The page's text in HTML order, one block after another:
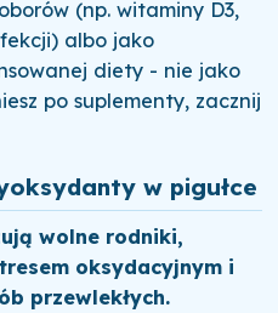
(np. witaminy D3,
albo jako
diety - nie jako
po suplementy, zacznij
w pigułce
wolne rodniki,
oksydacyjnym i
przewlekłych.